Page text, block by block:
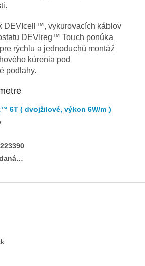
DEVIcell™, vykurovacích káblov
DEVIreg™ Touch ponúka
rýchlu a jednoduchú montáž
kúrenia pod
podlahy.
6T ( dvojžilové, výkon 6W/m )